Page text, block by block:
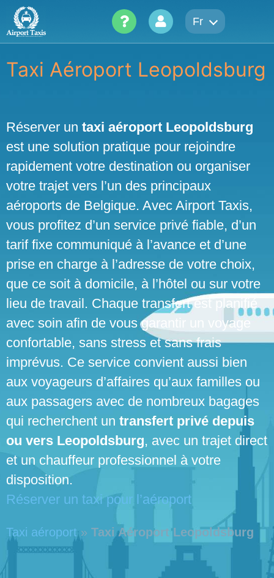
Skip
content
Fr
Taxi Aéroport Leopoldsburg
Réserver un taxi aéroport Leopoldsburg
est une solution pratique pour rejoindre
rapidement votre destination ou organiser
votre trajet vers l’un des principaux
aéroports de Belgique. Avec Airport Taxis,
vous profitez d’un service privé fiable, d’un
tarif fixe communiqué à l’avance et d’une
prise en charge à l’adresse de votre choix,
que ce soit à domicile, à l’hôtel ou sur votre
lieu de travail. Chaque transfert est planifié
avec soin afin de vous garantir un voyage
confortable, sans stress et sans frais
imprévus. Ce service convient aussi bien
aux voyageurs d’affaires qu’aux familles ou
aux passagers avec de nombreux bagages
qui recherchent un transfert privé depuis
ou vers Leopoldsburg, avec un trajet direct
et un chauffeur professionnel à votre
disposition.
Réserver un taxi pour l’aéroport
Taxi aéroport » Taxi Aéroport Leopoldsburg